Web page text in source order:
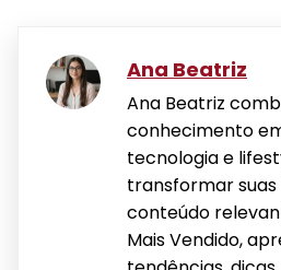
Ana Beatriz
Ana Beatriz
conhecimento
tecnologia e
transformar
conteúdo
Mais Vendido,